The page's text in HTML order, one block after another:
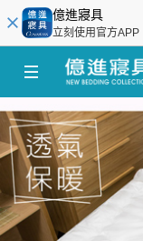
億進寢具
立刻使用官方APP